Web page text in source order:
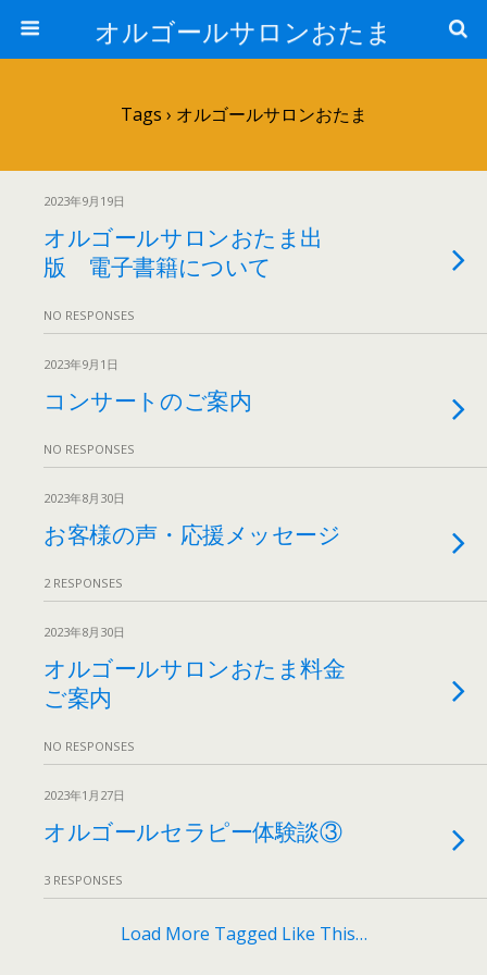
オルゴールサロンおたま
Tags › オルゴールサロンおたま
2023年9月19日
オルゴールサロンおたま出
版 電子書籍について
NO RESPONSES
2023年9月1日
コンサートのご案内
NO RESPONSES
2023年8月30日
お客様の声・応援メッセージ
2 RESPONSES
2023年8月30日
オルゴールサロンおたま料金
ご案内
NO RESPONSES
2023年1月27日
オルゴールセラピー体験談③
3 RESPONSES
Load More Tagged Like This…